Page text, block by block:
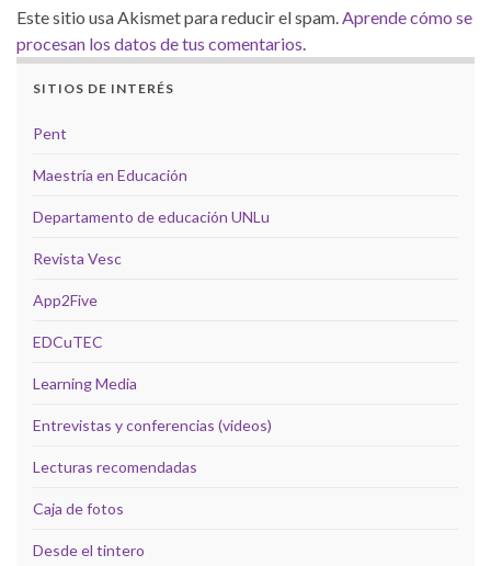
Este sitio usa Akismet para reducir el spam. Aprende cómo se
procesan los datos de tus comentarios
SITIOS DE INTERÉS
Pent
Maestría en Educación
Departamento de educación UNLu
Revista Vesc
App2Five
EDCuTEC
Learning Media
Entrevistas y conferencias (videos)
Lecturas recomendadas
Caja de fotos
Desde el tintero